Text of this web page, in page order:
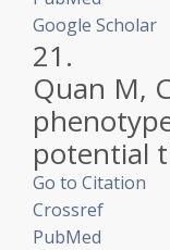
Google Scholar
21.
Quan M,
potential
Go to Citation
Crossref
PubMed